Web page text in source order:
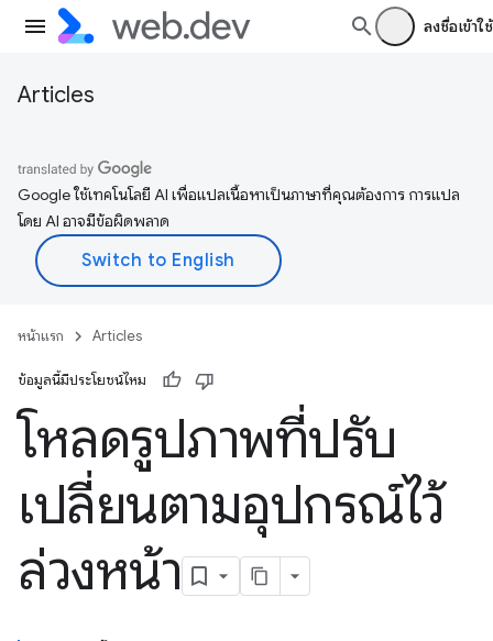
ลงชื่อเข้าใช้
Articles
Google ใช้เทคโนโลยี AI เพื่อแปลเนื้อหาเป็นภาษาที่คุณต้องการ การแปล
โดย AI อาจมีข้อผิดพลาด
หน้าแรก Articles
ข้อมูลนี้มีประโยชน์ไหม
โหลดรูปภาพที่ปรับ
เปลี่ยนตามอุปกรณ์ไว้
ล่วงหน้า